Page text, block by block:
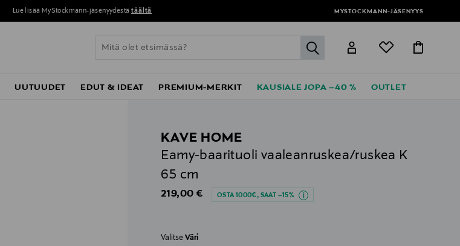
Lue lisää MyStockmann-jäsenyydestä täältä MYSTOCKMANN-JÄSENYYS
label.header.go
UUTUUDET EDUT & IDEAT PREMIUM-MERKIT KAUSIALE JOPA –40 % OUTLET
KAVE HOME
Eamy-baarituoli vaaleanruskea/ruskea K
65 cm
Original Price
219,00 € OSTA 1000€, SAAT –15%
ValitseVäri